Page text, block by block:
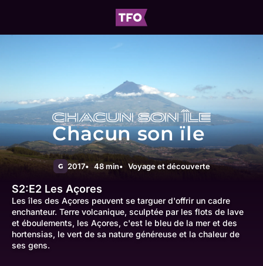
Chacun son ïle
G 2017 48 min Voyage et découverte
S2:E2 Les Açores
Les îles des Açores peuvent se targuer d'offrir un cadre
enchanteur. Terre volcanique, sculptée par les flots de lave
et éboulements, les Açores, c'est le bleu de la mer et des
hortensias, le vert de sa nature généreuse et la chaleur de
ses gens.